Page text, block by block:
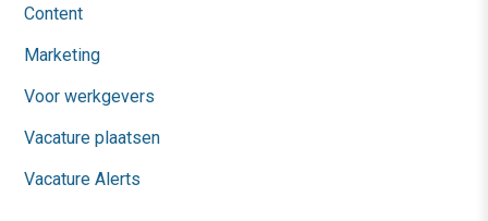
Content
Marketing
Voor werkgevers
Vacature plaatsen
Vacature Alerts